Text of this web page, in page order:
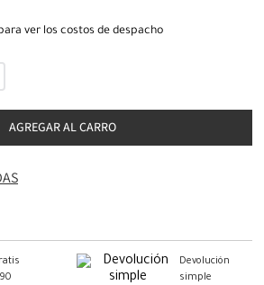
ver los costos de despacho
AGREGAR AL CARRO
Devolución
simple